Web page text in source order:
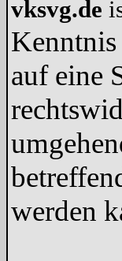
vksvg.de
Kenntnis
auf eine
werden